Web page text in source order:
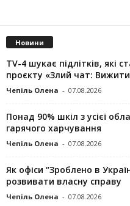
Новини
TV-4 шукає підлітків, які
проєкту «Злий чат:
Чепіль Олена - 07.08.2026
Понад 90% шкіл з усієї
гарячого харчування
Чепіль Олена - 07.08.2026
Як офіси “Зроблено в
розвивати власну справу
Чепіль Олена - 07.08.2026